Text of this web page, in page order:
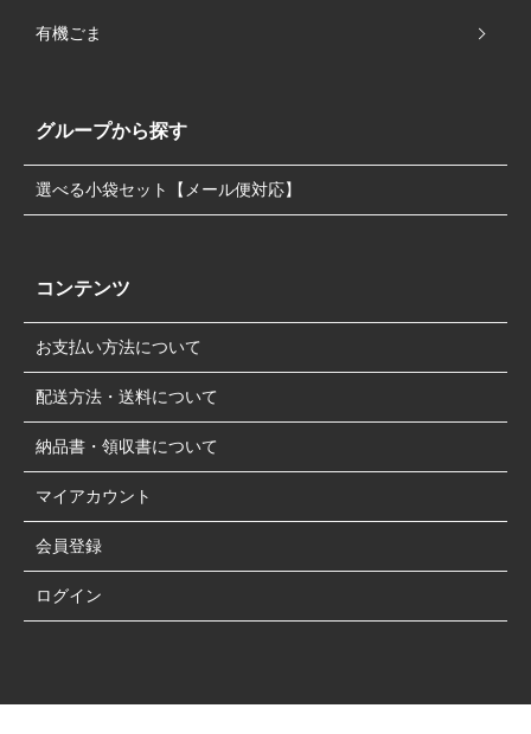
有機ごま
グループから探す
選べる小袋セット【メール便対応】
コンテンツ
お支払い方法について
配送方法・送料について
納品書・領収書について
マイアカウント
会員登録
ログイン